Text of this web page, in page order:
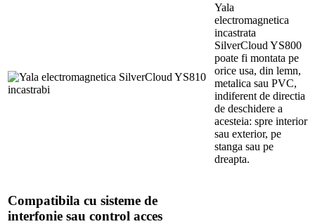
Yala
electromagnetica
incastrata
SilverCloud YS800
poate fi montata pe
orice usa, din lemn,
metalica sau PVC,
indiferent de directia
de deschidere a
acesteia: spre interior
sau exterior, pe
stanga sau pe
dreapta.
Compatibila cu sisteme de
interfonie sau control acces